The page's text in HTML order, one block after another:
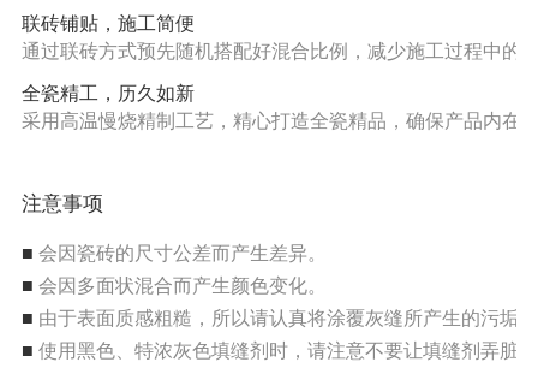
联砖铺贴，施工简便
通过联砖方式预先随机搭配好混合比例，减少施工过程中的
全瓷精工，历久如新
采用高温慢烧精制工艺，精心打造全瓷精品，确保产品内在
注意事项
■ 会因瓷砖的尺寸公差而产生差异。
■ 会因多面状混合而产生颜色变化。
■ 由于表面质感粗糙，所以请认真将涂覆灰缝所产生的污垢
■ 使用黑色、特浓灰色填缝剂时，请注意不要让填缝剂弄脏